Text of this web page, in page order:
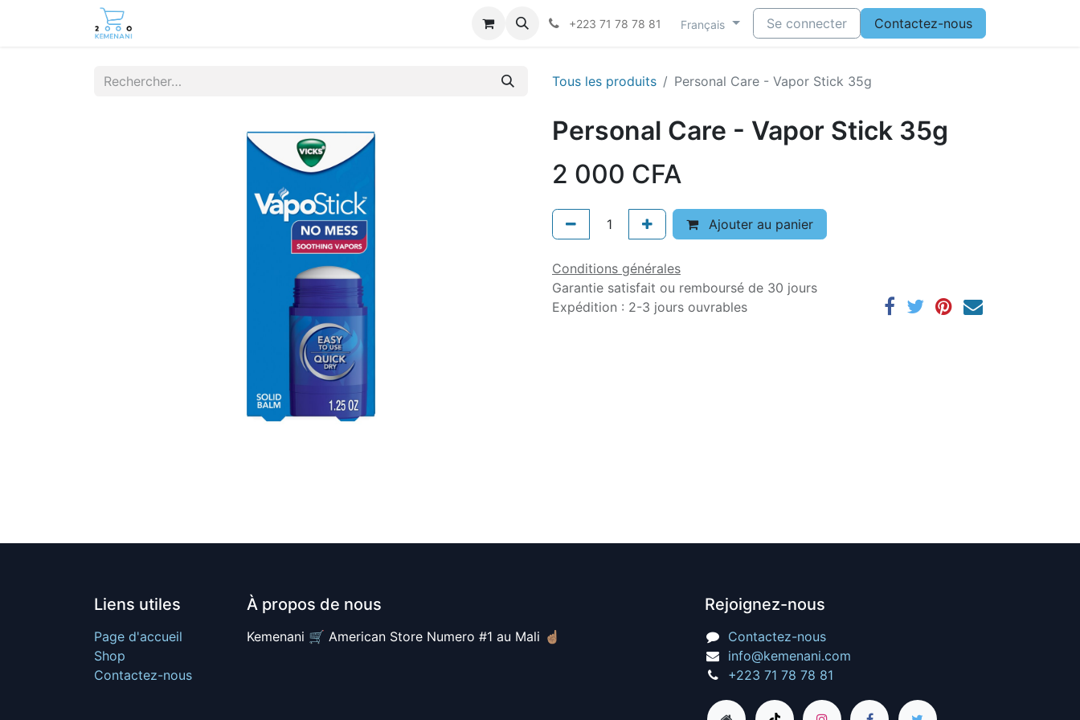
+223 71 78 78 81 Français Se connecter Contactez-nous
Tous les produits Personal Care - Vapor Stick 35g
Personal Care - Vapor Stick 35g
2 000 CFA
Ajouter au panier
Conditions générales
Garantie satisfait ou remboursé de 30 jours
Expédition : 2-3 jours ouvrables
Liens utiles
Page d'accueil
Shop
Contactez-nous
À propos de nous
Kemenani 🛒 American Store Numero #1 au Mali ☝🏽
Rejoignez-nous
Contactez-nous
info@kemenani.com
+223 71 78 78 81